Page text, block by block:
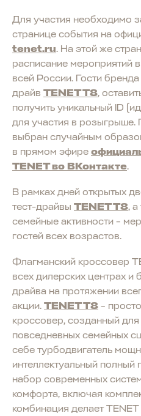
Для участия необходимо
странице события на
tenet.ru. На этой же
расписание мероприятий
всей России. Гости
драйв TENET T8,
получить уникальный ID
для участия в розыгрыше.
выбран случайным
в прямом эфире
TENET во ВКонтакте.
В рамках дней открытых
тест-драйвы TENET T8, а
семейные активности –
гостей всех возрастов.
Флагманский кроссовер
всех дилерских центрах и
драйва на протяжении
акции. TENET T8 –
кроссовер, созданный
повседневных семейных
себе турбодвигатель
интеллектуальный
набор современных
комфорта, включая
комбинация делает